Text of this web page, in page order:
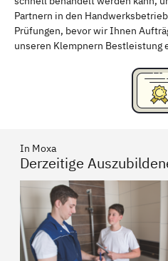
Partnern in den
Prüfungen, bevor wir Ihnen
unseren Klempnern Bestleistung
In Moxa
Derzeitige